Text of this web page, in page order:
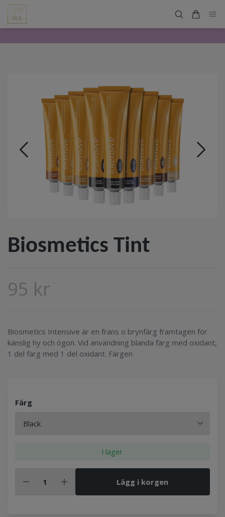
Biosmetics Tint
95 kr
Biosmetics Intensive är en frans o brynfärg framtagen för
känslig hy och ögon. Vid användning blanda färg med oxidant,
1 del färg med 1 del oxidant. Färgen
Färg
I lager
Lägg i korgen